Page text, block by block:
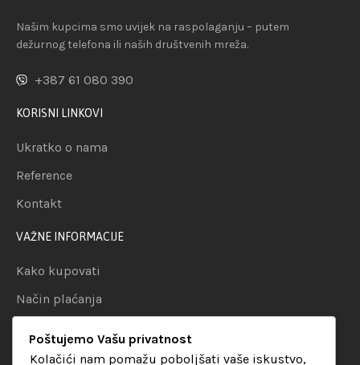
Našim kupcima smo uvijek na raspolaganju – putem
dežurnog telefona ili naših društvenih mreža.
+387 61 080 390
KORISNI LINKOVI
Ukratko o nama
Reference
Kontakt
VAŽNE INFORMACIJE
Kako kupovati
Način plaćanja
Politika privatnosti
Poštujemo Vašu privatnost
Kolačići nam pomažu poboljšati vaše iskustvo,